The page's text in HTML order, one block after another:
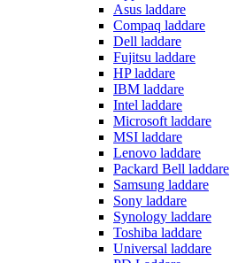
Asus laddare
Compaq laddare
Dell laddare
Fujitsu laddare
HP laddare
IBM laddare
Intel laddare
Microsoft laddare
MSI laddare
Lenovo laddare
Packard Bell laddare
Samsung laddare
Sony laddare
Synology laddare
Toshiba laddare
Universal laddare